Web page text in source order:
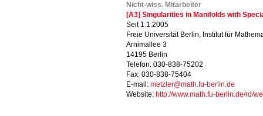
Nicht-wiss. Mitarbeiter
[A3] Singularities in Manifolds with
Seit 1.1.2005
Freie Universität Berlin, Institut für
Arnimallee 3
14195 Berlin
Telefon: 030-838-75202
Fax: 030-838-75404
E-mail: metzler@math.fu-berlin.de
Website: http://www.math.fu-berlin.de/rd/